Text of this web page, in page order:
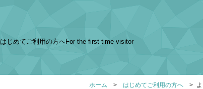
はじめてご利用の方へFor the first time visitor
ホーム はじめてご利用の方へ